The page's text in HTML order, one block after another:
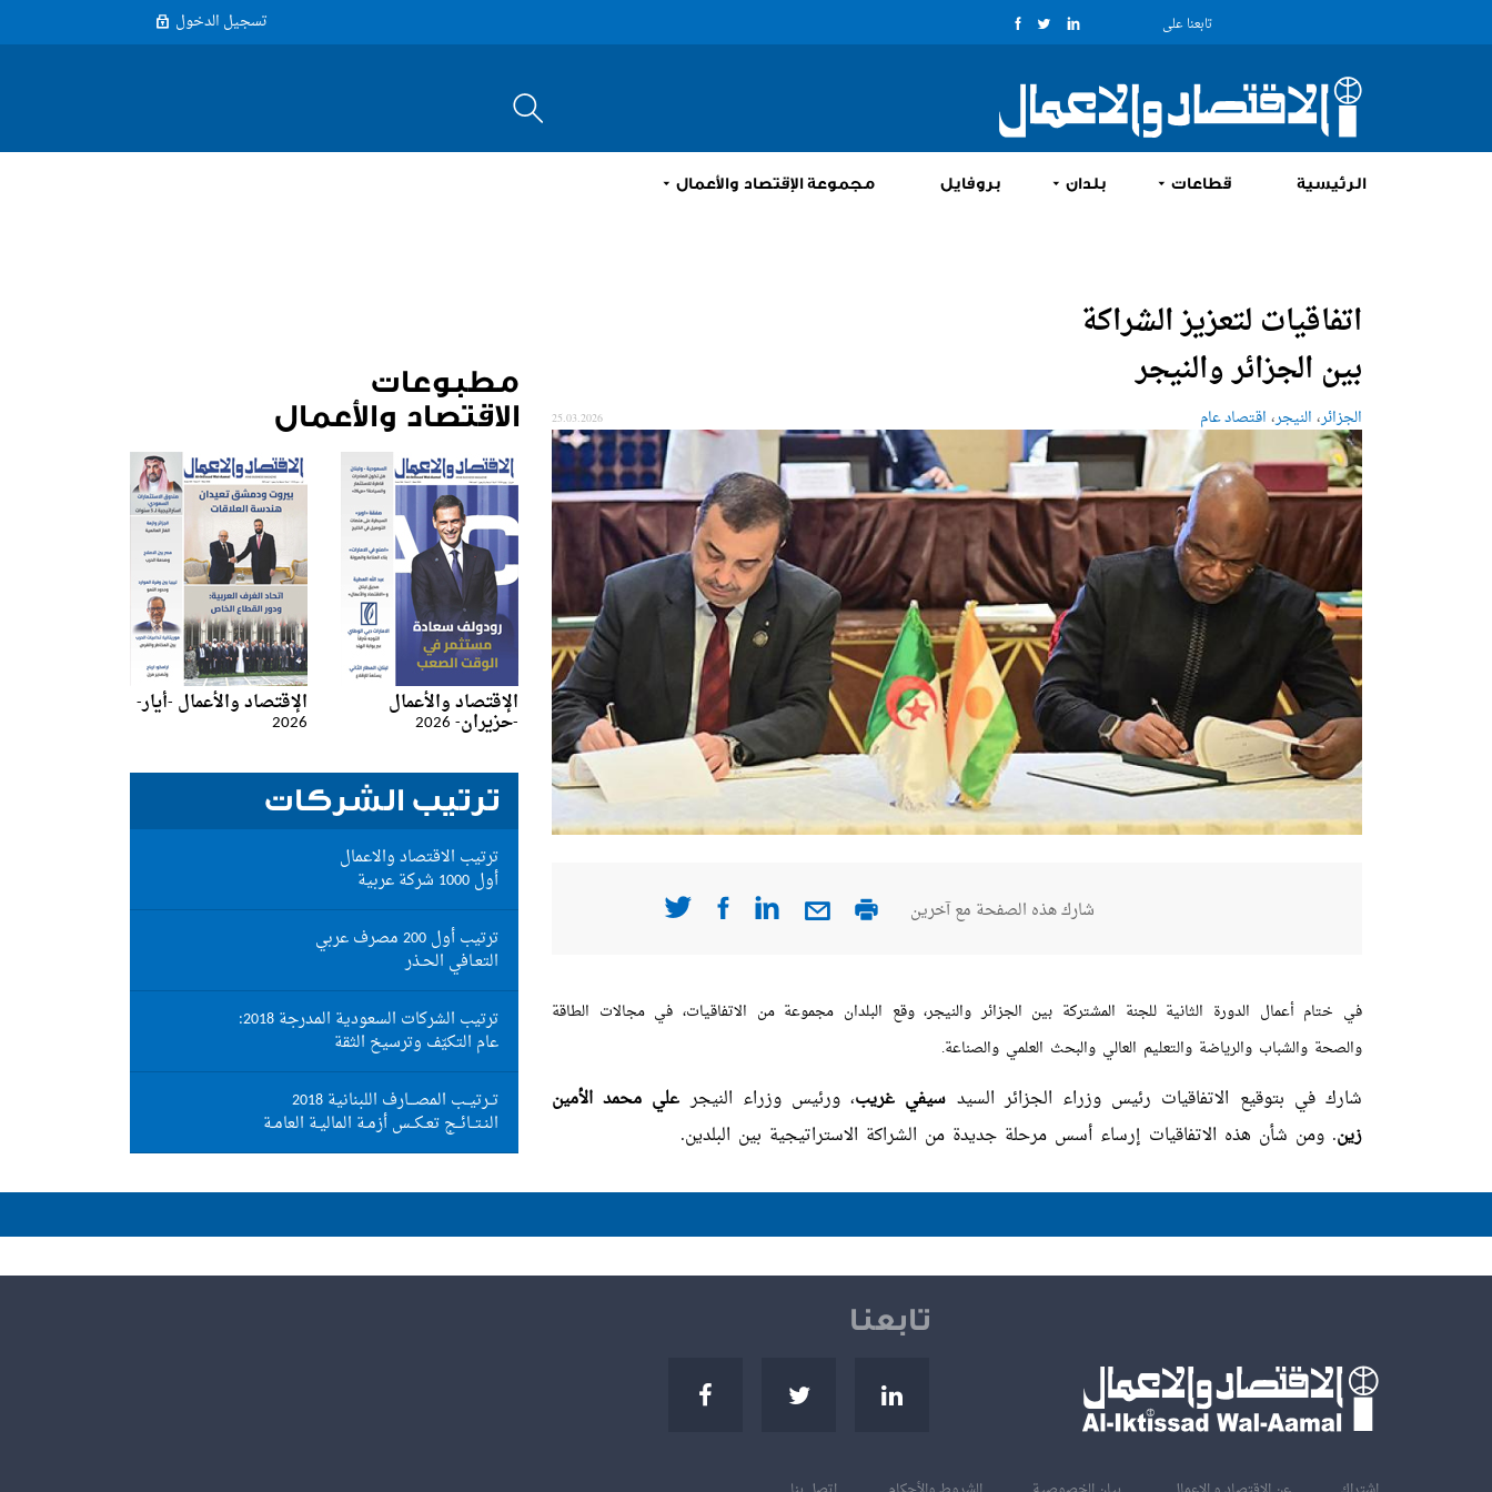
تابعنا على تسجيل الدخول
الرئيسية قطاعات بلدان بروفايل مجموعة الإقتصاد والأعمال
اتفاقيات لتعزيز الشراكة
بين الجزائر والنيجر
الجزائر، النيجر، اقتصاد عام 25.03.2026
شارك هذه الصفحة مع آخرين
في ختام أعمال الدورة الثانية للجنة المشتركة بين الجزائر والنيجر، وقع البلدان مجموعة من الاتفاقيات، في مجالات الطاقة
والصحة والشباب والرياضة والتعليم العالي والبحث العلمي والصناعة.
شارك في بتوقيع الاتفاقيات رئيس وزراء الجزائر السيد سيفي غريب، ورئيس وزراء النيجرعلي محمد الأمين
زين. ومن شأن هذه الاتفاقيات إرساء أسس مرحلة جديدة من الشراكة الاستراتيجية بين البلدين.
مطبوعات
الاقتصاد والأعمال
الإقتصاد والأعمال
-حزيران- 2026
الإقتصاد والأعمال -أيار-
2026
ترتيب الشركات
ترتيب الاقتصاد والاعمال
أول 1000 شركة عربية
ترتيب أول 200 مصرف عربي
التعـافي الحـذر
ترتيب الشركات السعودية المدرجة 2018:
عام التكيّف وترسيخ الثقة
تــرتيــب المصـــارف اللبنانية 2018
النـتــائــج تعـكــس أزمـة الماليـة العامـة
تابعنا